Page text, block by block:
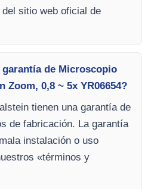
sitio web oficial de
de Microscopio
Zoom, 0,8 ~ 5x YR06654?
tienen una garantía de
de fabricación. La garantía
instalación o uso
«términos y